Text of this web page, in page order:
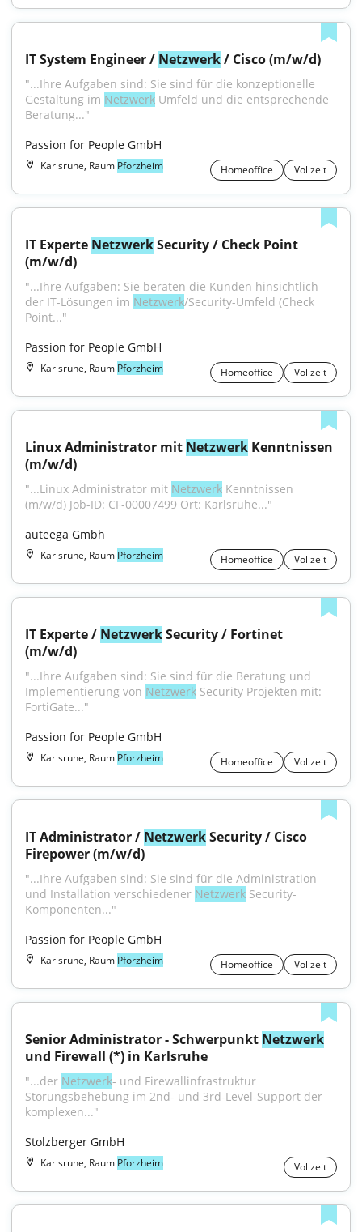
IT System Engineer / Netzwerk / Cisco (m/w/d)
"...Ihre Aufgaben sind: Sie sind für die konzeptionelle
Gestaltung im Netzwerk Umfeld und die entsprechende
Beratung..."
Passion for People GmbH
Karlsruhe, Raum Pforzheim Homeoffice Vollzeit
IT Experte Netzwerk Security / Check Point
(m/w/d)
"...Ihre Aufgaben: Sie beraten die Kunden hinsichtlich
der IT-Lösungen im Netzwerk/Security-Umfeld (Check
Point..."
Passion for People GmbH
Karlsruhe, Raum Pforzheim Homeoffice Vollzeit
Linux Administrator mit Netzwerk Kenntnissen
(m/w/d)
"...Linux Administrator mit Netzwerk Kenntnissen
(m/w/d) Job-ID: CF-00007499 Ort: Karlsruhe..."
auteega Gmbh
Karlsruhe, Raum Pforzheim Homeoffice Vollzeit
IT Experte / Netzwerk Security / Fortinet
(m/w/d)
"...Ihre Aufgaben sind: Sie sind für die Beratung und
Implementierung von Netzwerk Security Projekten mit:
FortiGate..."
Passion for People GmbH
Karlsruhe, Raum Pforzheim Homeoffice Vollzeit
IT Administrator / Netzwerk Security / Cisco
Firepower (m/w/d)
"...Ihre Aufgaben sind: Sie sind für die Administration
und Installation verschiedener Netzwerk Security-
Komponenten..."
Passion for People GmbH
Karlsruhe, Raum Pforzheim Homeoffice Vollzeit
Senior Administrator - Schwerpunkt Netzwerk
und Firewall (*) in Karlsruhe
"...der Netzwerk- und Firewallinfrastruktur
Störungsbehebung im 2nd- und 3rd-Level-Support der
komplexen..."
Stolzberger GmbH
Karlsruhe, Raum Pforzheim Vollzeit